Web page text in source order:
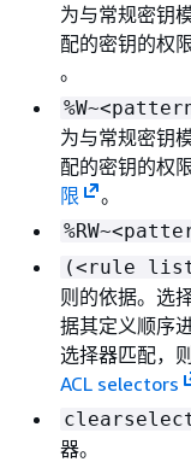
为与常规密钥
配的密钥的权
。
为与常规密钥
配的密钥的权
限
。
(<rule
则的依据。选
据其定义顺序
选择器匹配，
ACL selectors
器。